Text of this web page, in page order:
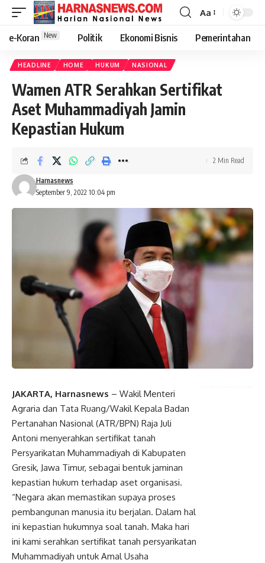
Aa
e-Koran New Politik Ekonomi Bisnis Pemerintahan
HEADLINE HOME HUKUM NASIONAL
Wamen ATR Serahkan Sertifikat
Aset Muhammadiyah Jamin
Kepastian Hukum
September 9, 2022 10:04 pm
Harnasnews
2 Min Read
JAKARTA, Harnasnews – Wakil Menteri
Agraria dan Tata Ruang/Wakil Kepala Badan
Pertanahan Nasional (ATR/BPN) Raja Juli
Antoni menyerahkan sertifikat tanah
Persyarikatan Muhammadiyah di Kabupaten
Gresik, Jawa Timur, sebagai bentuk jaminan
kepastian hukum terhadap aset organisasi.
“Negara akan memastikan supaya proses
pembangunan manusia itu berjalan. Dalam hal
ini kepastian hukumnya soal tanah. Maka hari
ini kami serahkan sertifikat tanah persyarikatan
Muhammadiyah untuk Amal Usaha